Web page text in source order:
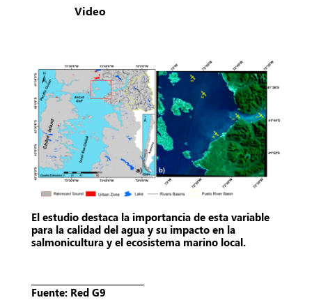
Video
El estudio destaca la importancia de esta variable
para la calidad del agua y su impacto en la
salmonicultura y el ecosistema marino local.
Fuente: Red G9